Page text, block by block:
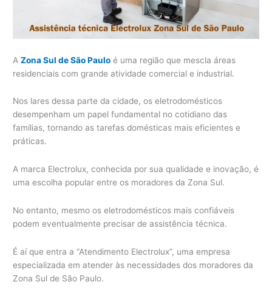
AZona Sul de São Paulo é uma região que mescla áreas
residenciais com grande atividade comercial e industrial.
Nos lares dessa parte da cidade, os eletrodomésticos
desempenham um papel fundamental no cotidiano das
famílias, tornando as tarefas domésticas mais eficientes e
práticas.
A marca Electrolux, conhecida por sua qualidade e inovação, é
uma escolha popular entre os moradores da Zona Sul.
No entanto, mesmo os eletrodomésticos mais confiáveis
podem eventualmente precisar de assistência técnica.
É aí que entra a “Atendimento Electrolux”, uma empresa
especializada em atender às necessidades dos moradores da
Zona Sul de São Paulo.